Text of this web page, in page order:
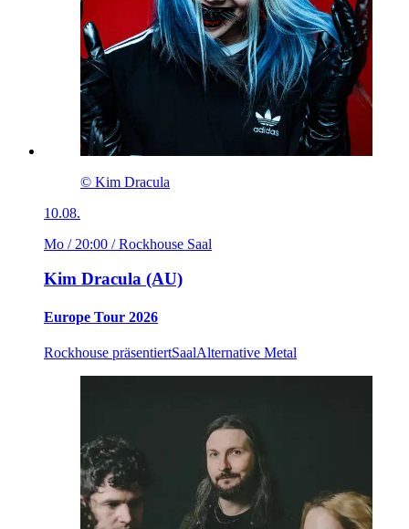
© Kim Dracula
10.08.
Mo / 20:00 / Rockhouse Saal
Kim Dracula (AU)
Europe Tour 2026
Rockhouse präsentiertSaalAlternative Metal